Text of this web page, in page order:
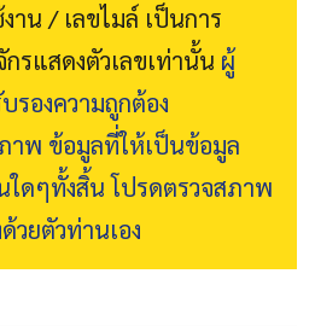
าน / เลขไมล์ เป็นการ
รแสดงตัวเลขเท่านั้น ผู้
รองความถูกต้อง
พ ข้อมูลที่ให้เป็นข้อมูล
ใดๆทั้งสิ้น โปรดตรวจสภาพ
วยตัวท่านเอง